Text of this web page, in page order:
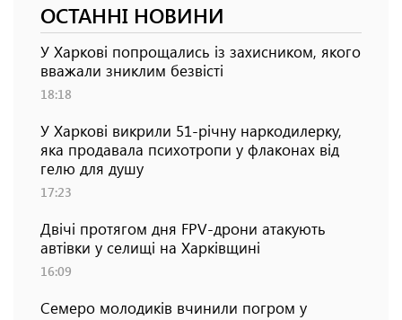
ОСТАННІ НОВИНИ
У Харкові попрощались із захисником, якого
вважали зниклим безвісті
18:18
У Харкові викрили 51-річну наркодилерку,
яка продавала психотропи у флаконах від
гелю для душу
17:23
Двічі протягом дня FPV-дрони атакують
автівки у селищі на Харківщині
16:09
Семеро молодиків вчинили погром у